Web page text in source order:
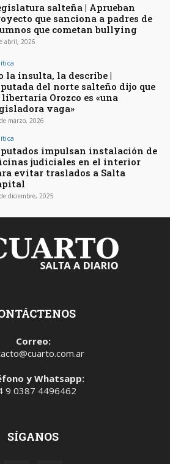
salteña | Aprueban
que sanciona a padres de
que cometan bullying
abril, 2026
la insulta, la describe |
del norte salteño dijo que
Orozco es «una
vaga»
marzo, 2026
impulsan instalación de
judiciales en el interior
evitar traslados a Salta
diciembre, 2025
Correo:
y Whatsapp:
9 0387 4496462
SÍGANOS